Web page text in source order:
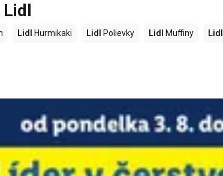
Lidl
Lidl Hurmikaki Lidl Polievky Lidl Muffiny Lidl